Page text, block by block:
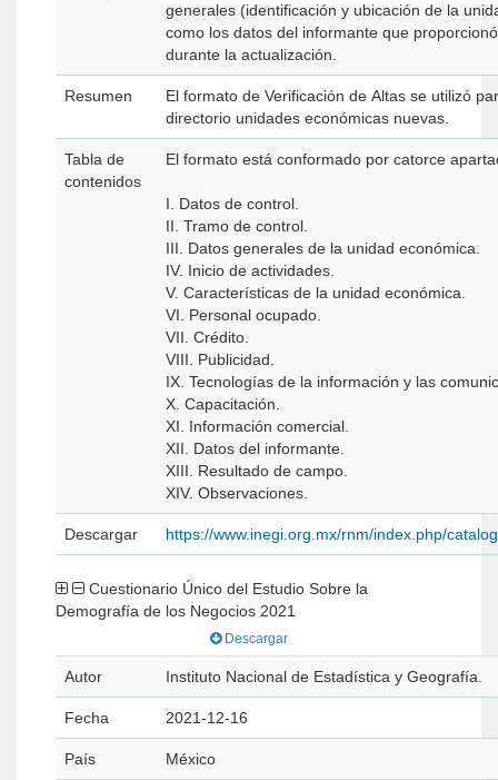
generales (identificación y ubicación de la
como los datos del informante que
durante la actualización.
Resumen
El formato de Verificación de Altas se utilizó
directorio unidades económicas nuevas.
Tabla de
contenidos
El formato está conformado por catorce
I. Datos de control.
II. Tramo de control.
III. Datos generales de la unidad económica.
IV. Inicio de actividades.
V. Características de la unidad económica.
VI. Personal ocupado.
VII. Crédito.
VIII. Publicidad.
IX. Tecnologías de la información y las
X. Capacitación.
XI. Información comercial.
XII. Datos del informante.
XIII. Resultado de campo.
XIV. Observaciones.
Descargar https://www.inegi.org.mx/rnm/index.php/
Demografía de los Negocios 2021
Descargar
Autor Instituto Nacional de Estadística y Geografía.
Fecha 2021-12-16
País México